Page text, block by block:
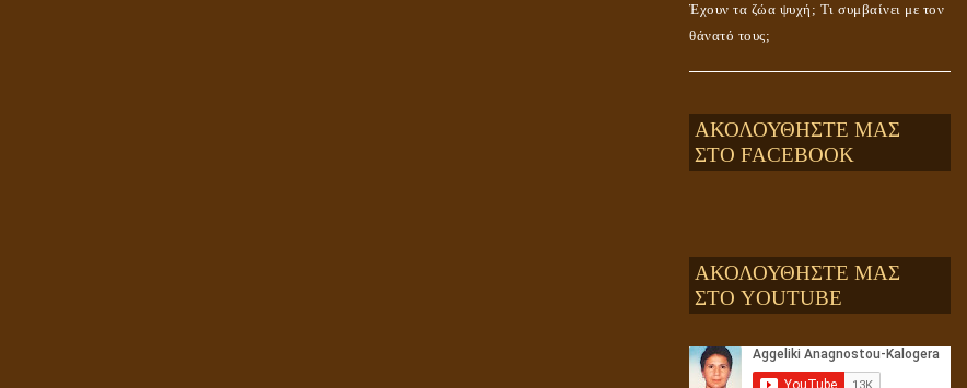
Έχουν τα ζώα ψυχή; Τι συμβαίνει με τον
θάνατό τους;
Αληθής και επίπλαστη πνευματικότητα
ΑΚΟΛΟΥΘΗΣΤΕ ΜΑΣ
ΣΤΟ FACEBOOK
ΑΚΟΛΟΥΘΗΣΤΕ ΜΑΣ
ΣΤΟ YOUTUBE